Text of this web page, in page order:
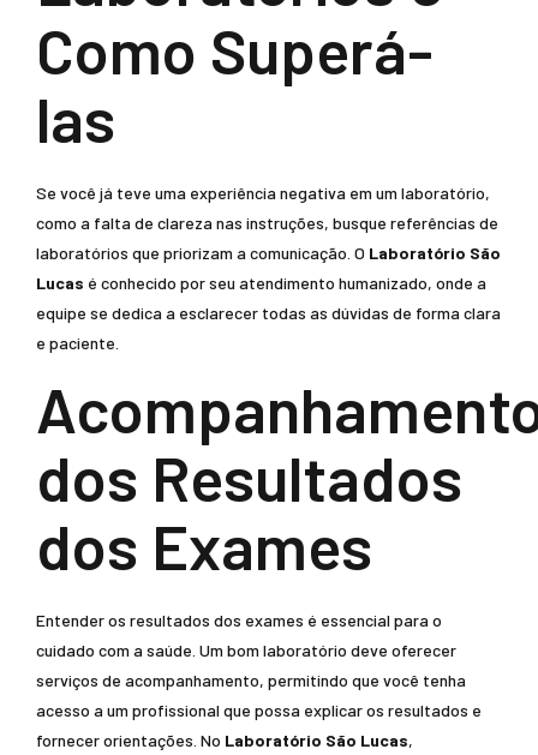
Como Superá-
las
Se você já teve uma experiência negativa em um laboratório,
como a falta de clareza nas instruções, busque referências de
laboratórios que priorizam a comunicação. O Laboratório São
Lucas é conhecido por seu atendimento humanizado, onde a
equipe se dedica a esclarecer todas as dúvidas de forma clara
e paciente.
dos Resultados
dos Exames
Entender os resultados dos exames é essencial para o
cuidado com a saúde. Um bom laboratório deve oferecer
serviços de acompanhamento, permitindo que você tenha
acesso a um profissional que possa explicar os resultados e
fornecer orientações. No Laboratório São Lucas,